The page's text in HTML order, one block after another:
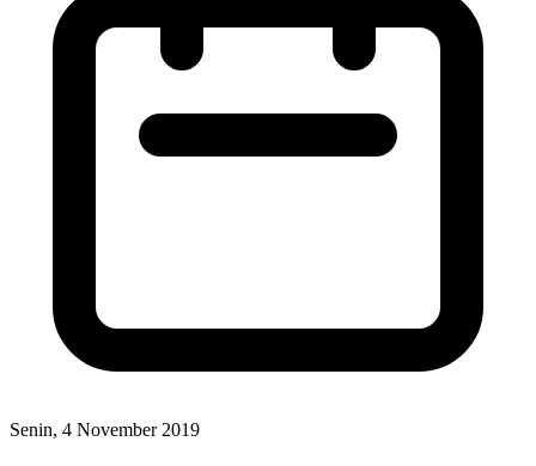
Senin, 4 November 2019